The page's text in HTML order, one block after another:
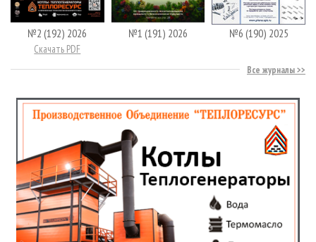
№2 (192) 2026
Скачать PDF
№1 (191) 2026 №6 (190) 2025
Все журналы